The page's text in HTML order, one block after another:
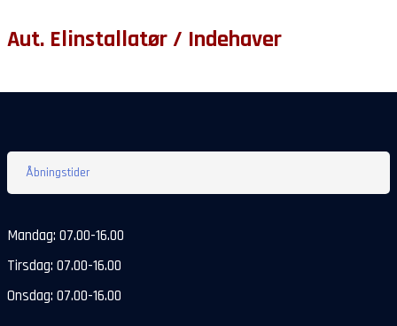
Aut. Elinstallatør / Indehaver
Åbningstider
Mandag: 07.00-16.00
Tirsdag: 07.00-16.00
Onsdag: 07.00-16.00